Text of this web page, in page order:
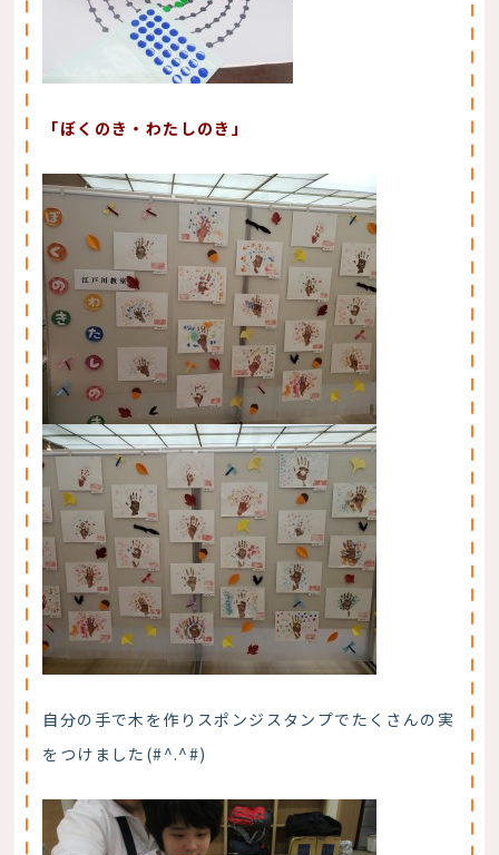
「ぼくのき・わたしのき」
自分の手で木を作りスポンジスタンプでたくさんの実
をつけました(#^.^#)